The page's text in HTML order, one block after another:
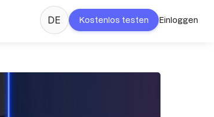
DE Kostenlos testen Einloggen